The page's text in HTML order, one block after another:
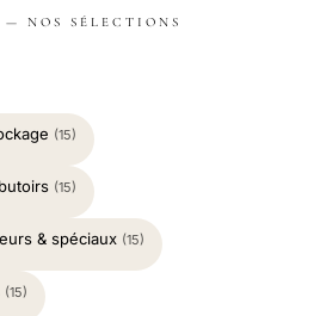
NOS SÉLECTIONS
(15)
(15)
& spéciaux (15)
(15)